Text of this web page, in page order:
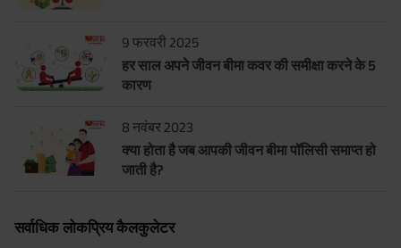
9 फरवरी 2025
हर साल अपने जीवन बीमा कवर की समीक्षा करने के 5
कारण
8 नवंबर 2023
क्या होता है जब आपकी जीवन बीमा पॉलिसी समाप्त हो
जाती है?
सर्वाधिक लोकप्रिय कैलकुलेटर